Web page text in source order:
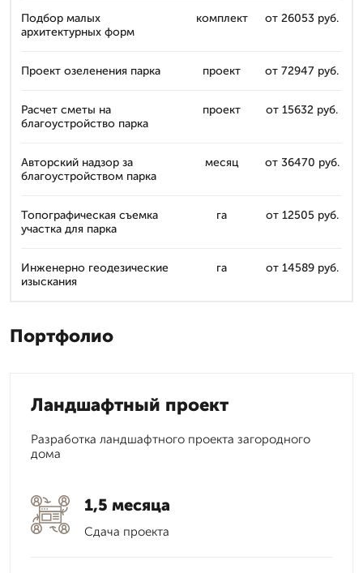
Подбор малых
архитектурных форм
комплект от 26053 руб.
Проект озеленения парка проект от 72947 руб.
Расчет сметы на
благоустройство парка
проект от 15632 руб.
Авторский надзор за
благоустройством парка
месяц от 36470 руб.
Топографическая съемка
участка для парка
га от 12505 руб.
Инженерно геодезические
изыскания
га от 14589 руб.
Портфолио
Ландшафтный проект
Разработка ландшафтного проекта загородного
дома
1,5 месяца
Сдача проекта